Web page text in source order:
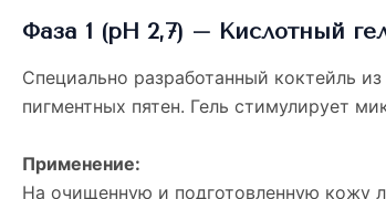
Фаза 1 (pH 2,7) – Кислотный
Специально разработанный коктейль
пигментных пятен. Гель стимулирует
Применение:
На очищенную и подготовленную кожу